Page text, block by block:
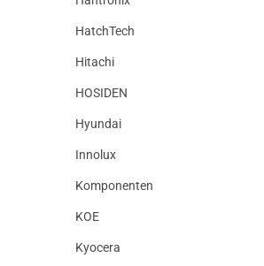
HatchTech
Hitachi
HOSIDEN
Hyundai
Innolux
Komponenten
KOE
Kyocera